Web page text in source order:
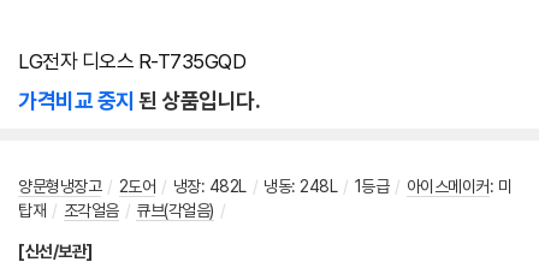
LG전자 디오스 R-T735GQD
가격비교 중지 된 상품입니다.
양문형냉장고 / 2도어 / 냉장: 482L / 냉동: 248L / 1등급 / 아이스메이커: 미
탑재 / 조각얼음 / 큐브(각얼음) /
[신선/보관]